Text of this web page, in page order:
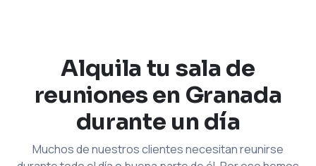
Alquila tu sala de
reuniones en Granada
durante un día
Muchos de nuestros clientes necesitan reunirse